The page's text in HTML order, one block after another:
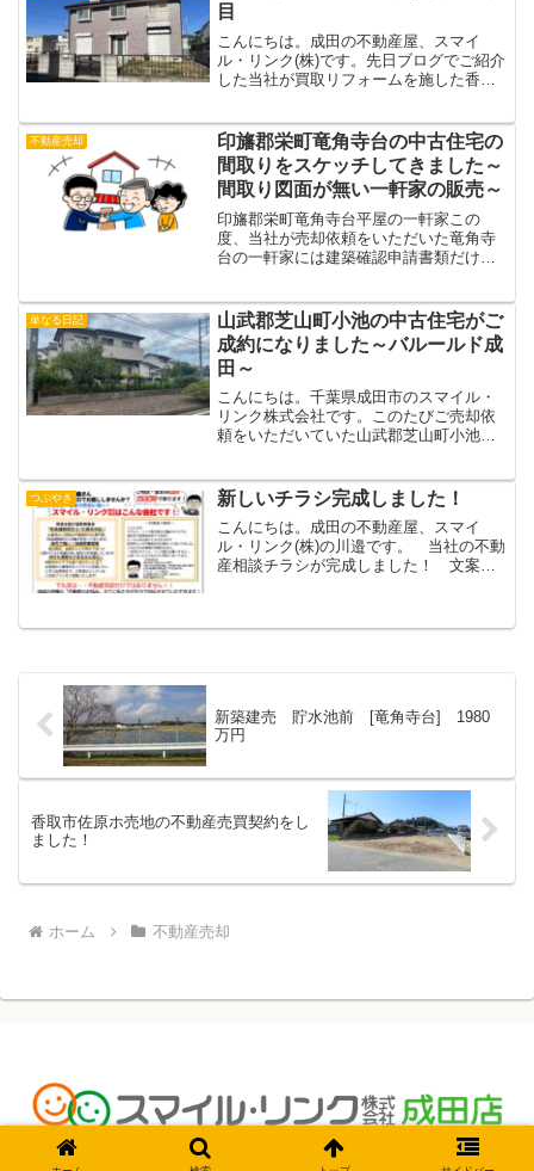
目
こんにちは。成田の不動産屋、スマイ
ル・リンク(株)です。先日ブログでご紹介
した当社が買取リフォームを施した香取
にありがとうございますm(__)m今回の物
件は香取市と言...
不動産売却
印旛郡栄町竜角寺台の中古住宅の
間取りをスケッチしてきました～
間取り図面が無い一軒家の販売～
印旛郡栄町竜角寺台平屋の一軒家この
度、当社が売却依頼をいただいた竜角寺
台の一軒家には建築確認申請書類だけで
ッチするしかありません。。 こんにち
は。成田の不動産屋、スマイ...
単なる日記
山武郡芝山町小池の中古住宅がご
成約になりました～バルールド成
田～
こんにちは。千葉県成田市のスマイル・
リンク株式会社です。このたびご売却依
頼をいただいていた山武郡芝山町小池の
いた買主様、ありがとうございました！
今回の物件はバルールド成...
つぶやき 新しいチラシ完成しました！
こんにちは。成田の不動産屋、スマイ
ル・リンク(株)の川邉です。 当社の不動
産相談チラシが完成しました！ 文案と
新築建売 貯水池前 [竜角寺台] 1980
万円
香取市佐原ホ売地の不動産売買契約をし
ました！
ホーム 不動産売却
© 2016 成田の不動産屋、スマイル・リンク(株)のブログ.